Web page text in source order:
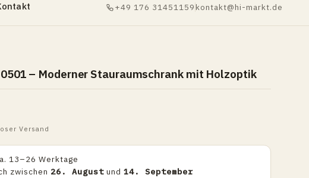
+49 176 31451159kontakt@hi-markt.de
0501 – Moderner Stauraumschrank mit Holzoptik
Versand
13–26 Werktage
zwischen 26. August und 14. September